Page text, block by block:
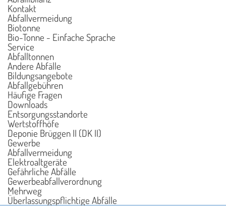
Kontakt
Abfallvermeidung
Biotonne
Bio-Tonne - Einfache Sprache
Service
Abfalltonnen
Andere Abfälle
Bildungsangebote
Abfallgebühren
Häufige Fragen
Downloads
Entsorgungsstandorte
Wertstoffhöfe
Deponie Brüggen II (DK II)
Gewerbe
Abfallvermeidung
Elektroaltgeräte
Gefährliche Abfälle
Gewerbeabfallverordnung
Mehrweg
Überlassungspflichtige Abfälle